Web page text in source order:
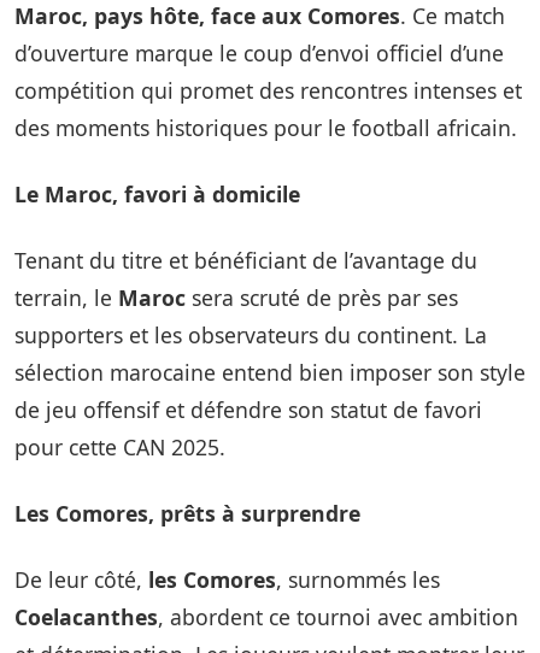
Maroc, pays hôte, face aux Comores. Ce match
d’ouverture marque le coup d’envoi officiel d’une
compétition qui promet des rencontres intenses et
des moments historiques pour le football africain.
Le Maroc, favori à domicile
Tenant du titre et bénéficiant de l’avantage du
terrain, le Maroc sera scruté de près par ses
supporters et les observateurs du continent. La
sélection marocaine entend bien imposer son style
de jeu offensif et défendre son statut de favori
pour cette CAN 2025.
Les Comores, prêts à surprendre
De leur côté, les Comores, surnommés les
Coelacanthes, abordent ce tournoi avec ambition